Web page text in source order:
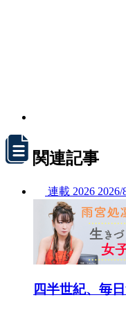
関連記事
連載 2026 2026/
四半世紀、毎